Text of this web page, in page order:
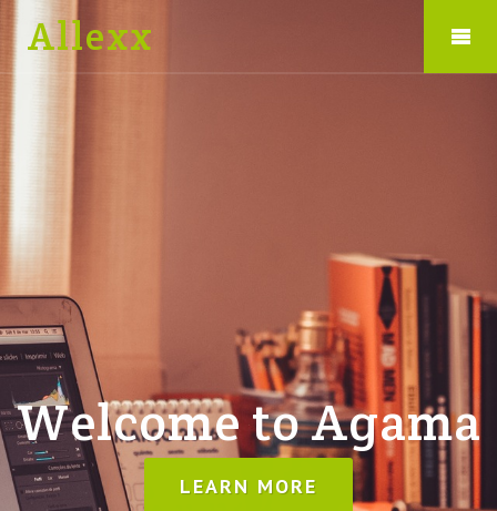
Allexx
Welcome to Agama
LEARN MORE